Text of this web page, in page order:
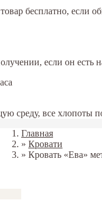
бесплатно, если
если он есть
среду, все хлопоты
Главная
» Кровати
» Кровать «Ева»